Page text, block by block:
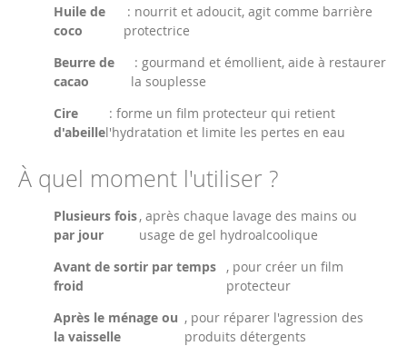
Huile de
coco
: nourrit et adoucit, agit comme barrière
protectrice
Beurre de
cacao
: gourmand et émollient, aide à restaurer
la souplesse
Cire
d'abeille
: forme un film protecteur qui retient
l'hydratation et limite les pertes en eau
À quel moment l'utiliser ?
Plusieurs fois
par jour
, après chaque lavage des mains ou
usage de gel hydroalcoolique
Avant de sortir par temps
froid
, pour créer un film
protecteur
Après le ménage ou
la vaisselle
, pour réparer l'agression des
produits détergents